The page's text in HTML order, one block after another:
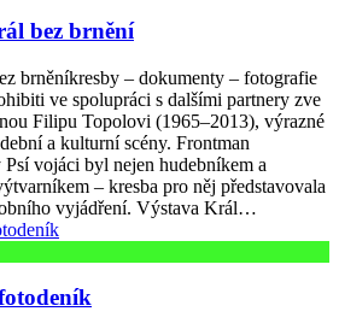
bez brnění
brněníkresby – dokumenty – fotografie
ve spolupráci s dalšími partnery zve
Filipu Topolovi (1965–2013), výrazné
a kulturní scény. Frontman
vojáci byl nejen hudebníkem a
– kresba pro něj představovala
vyjádření. Výstava Král…